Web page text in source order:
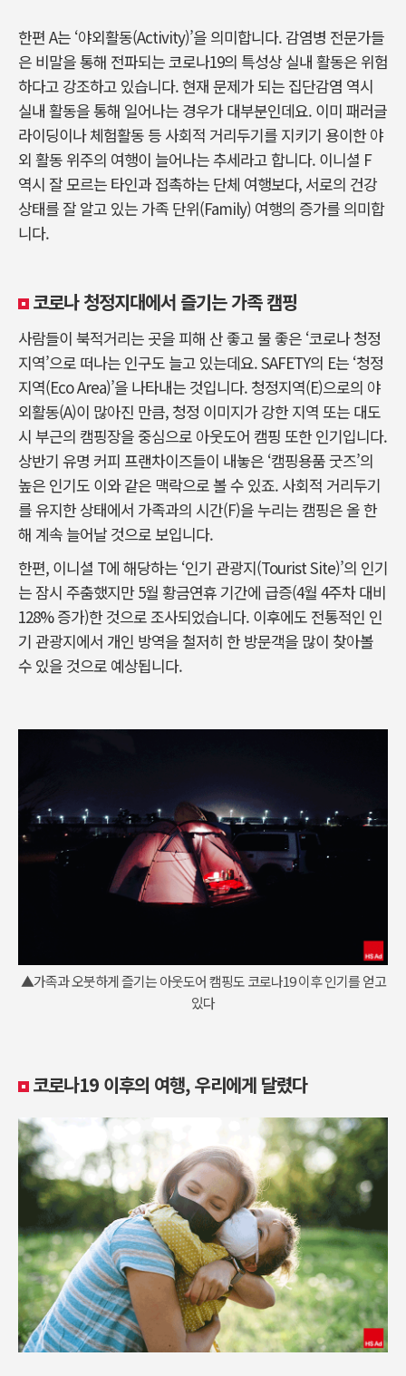
한편 A는 ‘야외활동(Activity)’을 의미합니다. 감염병 전문가들
은 비말을 통해 전파되는 코로나19의 특성상 실내 활동은 위험
하다고 강조하고 있습니다. 현재 문제가 되는 집단감염 역시
실내 활동을 통해 일어나는 경우가 대부분인데요. 이미 패러글
라이딩이나 체험활동 등 사회적 거리두기를 지키기 용이한 야
외 활동 위주의 여행이 늘어나는 추세라고 합니다. 이니셜 F
역시 잘 모르는 타인과 접촉하는 단체 여행보다, 서로의 건강
상태를 잘 알고 있는 가족 단위(Family) 여행의 증가를 의미합
니다.
코로나 청정지대에서 즐기는 가족 캠핑
사람들이 북적거리는 곳을 피해 산 좋고 물 좋은 ‘코로나 청정
지역’으로 떠나는 인구도 늘고 있는데요. SAFETY의 E는 ‘청정
지역(Eco Area)’을 나타내는 것입니다. 청정지역(E)으로의 야
외활동(A)이 많아진 만큼, 청정 이미지가 강한 지역 또는 대도
시 부근의 캠핑장을 중심으로 아웃도어 캠핑 또한 인기입니다.
상반기 유명 커피 프랜차이즈들이 내놓은 ‘캠핑용품 굿즈’의
높은 인기도 이와 같은 맥락으로 볼 수 있죠. 사회적 거리두기
를 유지한 상태에서 가족과의 시간(F)을 누리는 캠핑은 올 한
해 계속 늘어날 것으로 보입니다.
한편, 이니셜 T에 해당하는 ‘인기 관광지(Tourist Site)’의 인기
는 잠시 주춤했지만 5월 황금연휴 기간에 급증(4월 4주차 대비
128% 증가)한 것으로 조사되었습니다. 이후에도 전통적인 인
기 관광지에서 개인 방역을 철저히 한 방문객을 많이 찾아볼
수 있을 것으로 예상됩니다.
▲가족과 오붓하게 즐기는 아웃도어 캠핑도 코로나19 이후 인기를 얻고
있다
코로나19 이후의 여행, 우리에게 달렸다